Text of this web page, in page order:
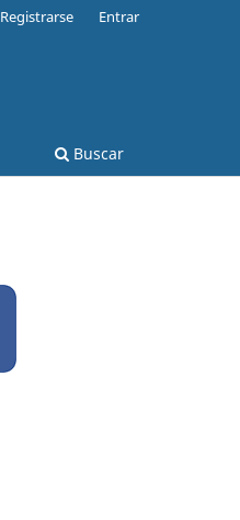
Buscar
Registrarse Entrar